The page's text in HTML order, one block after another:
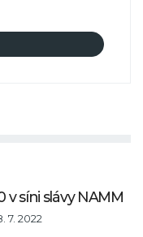
síni slávy NAMM
7. 2022